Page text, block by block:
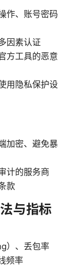
作、账号密码
因素认证
方工具的恶意
用隐私保护设
加密、避免暴
计的服务商
款
与指标
）、丢包率
频率